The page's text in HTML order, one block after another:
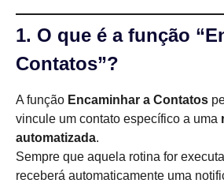
1. O que é a função
Contatos”?
A função Encaminhar a Contatos
vincule um contato específico a uma
automatizada.
Sempre que aquela rotina for
receberá automaticamente uma